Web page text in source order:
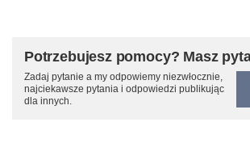
Potrzebujesz pomocy? Masz
Zadaj pytanie a my odpowiemy niezwłocznie,
najciekawsze pytania i odpowiedzi publikując
dla innych.